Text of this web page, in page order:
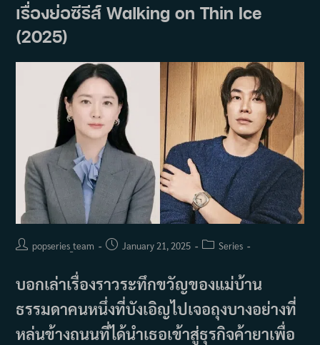
เรื่องย่อซีรีส์ Walking on Thin Ice
(2025)
Postpopseries_team
PostJanuary 21, 2025
PostSeries
บอกเล่าเรื่องราวระทึกขวัญของแม่บ้าน
ธรรมดาคนหนึ่งที่บังเอิญไปเจอถุงบางอย่างที่
หล่นข้างถนนที่ได้นำเธอเข้าสู่ธุรกิจค้ายาเพื่อ